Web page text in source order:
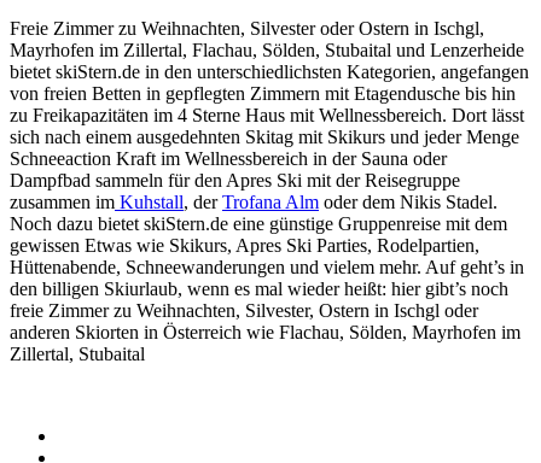
Freie Zimmer zu Weihnachten, Silvester oder Ostern in Ischgl,
Mayrhofen im Zillertal, Flachau, Sölden, Stubaital und Lenzerheide
bietet skiStern.de in den unterschiedlichsten Kategorien, angefangen
von freien Betten in gepflegten Zimmern mit Etagendusche bis hin
zu Freikapazitäten im 4 Sterne Haus mit Wellnessbereich. Dort lässt
sich nach einem ausgedehnten Skitag mit Skikurs und jeder Menge
Schneeaction Kraft im Wellnessbereich in der Sauna oder
Dampfbad sammeln für den Apres Ski mit der Reisegruppe
zusammen im Kuhstall, derTrofana Alm oder dem Nikis Stadel.
Noch dazu bietet skiStern.de eine günstige Gruppenreise mit dem
gewissen Etwas wie Skikurs, Apres Ski Parties, Rodelpartien,
Hüttenabende, Schneewanderungen und vielem mehr. Auf geht’s in
den billigen Skiurlaub, wenn es mal wieder heißt: hier gibt’s noch
freie Zimmer zu Weihnachten, Silvester, Ostern in Ischgl oder
anderen Skiorten in Österreich wie Flachau, Sölden, Mayrhofen im
Zillertal, Stubaital